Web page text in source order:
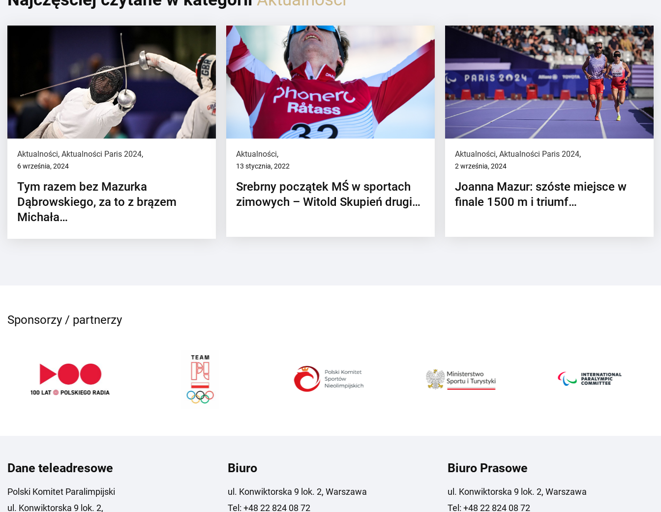
Aktualności, Aktualności Paris 2024,
6 września, 2024
Tym razem bez Mazurka
Dąbrowskiego, za to z brązem
Michała…
Aktualności,
13 stycznia, 2022
Srebrny początek MŚ w sportach
zimowych – Witold Skupień drugi…
Aktualności,Aktualności Paris 2024,
2 września, 2024
Joanna Mazur: szóste miejsce w
finale 1500 m i triumf…
Sponsorzy / partnerzy
Dane teleadresowe
Polski Komitet Paralimpijski
ul. Konwiktorska 9 lok. 2,
Biuro
ul. Konwiktorska 9 lok. 2, Warszawa
Tel: +48 22 824 08 72
Biuro Prasowe
ul. Konwiktorska 9 lok. 2, Warszawa
Tel: +48 22 824 08 72